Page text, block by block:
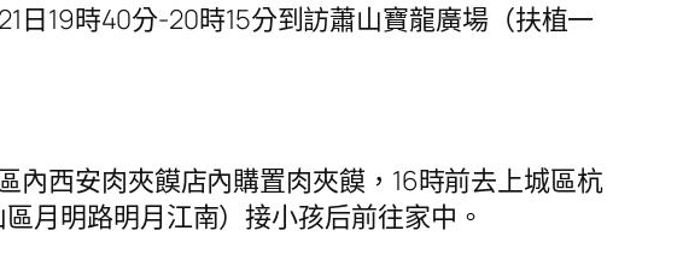
19時40分-20時15分到訪蕭山寶龍廣場（扶植一
西安肉夾饃店內購置肉夾饃，16時前去上城區杭
月明路明月江南）接小孩后前往家中。